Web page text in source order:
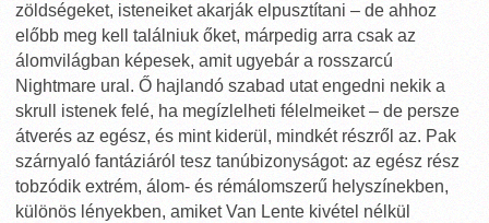
zöldségeket, isteneiket akarják elpusztítani – de ahhoz
előbb meg kell találniuk őket, márpedig arra csak az
álomvilágban képesek, amit ugyebár a rosszarcú
Nightmare ural. Ő hajlandó szabad utat engedni nekik a
skrull istenek felé, ha megízlelheti félelmeiket – de persze
átverés az egész, és mint kiderül, mindkét részről az. Pak
szárnyaló fantáziáról tesz tanúbizonyságot: az egész rész
tobzódik extrém, álom- és rémálomszerű helyszínekben,
különös lényekben, amiket Van Lente kivétel nélkül